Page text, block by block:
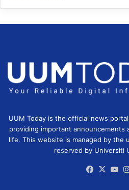
UUM Today is the official news
providing important announcements
life. This website is managed by the
reserved by Universiti
X